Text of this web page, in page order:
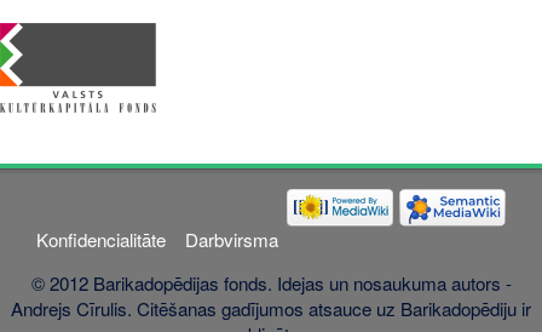
Konfidencialitāte
Darbvirsma
© 2012 Barikadopēdijas fonds. Idejas un nosaukuma autors -
Andrejs Cīrulis. Citēšanas gadījumos atsauce uz Barikadopēdiju ir